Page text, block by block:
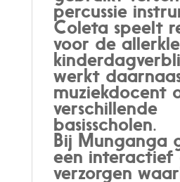
percussie
Coleta speelt
voor de
werkt
muziekdocent
verschillende
basisscholen.
Bij Munganga
een interactief
verzorgen